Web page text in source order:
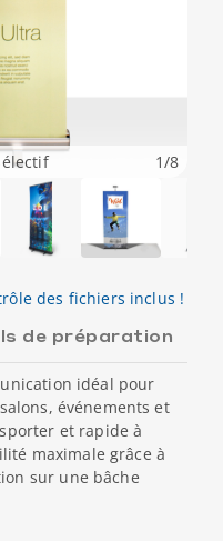
1/8
des fichiers inclus !
de préparation
idéal pour
événements et
et rapide à
maximale grâce à
sur une bâche